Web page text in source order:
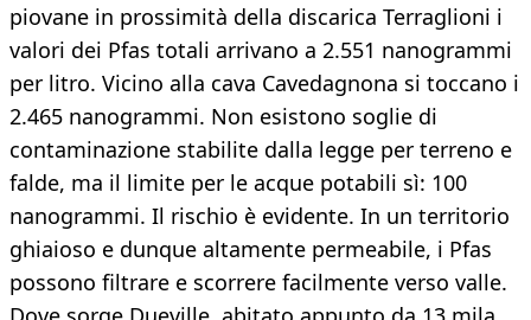
piovane in prossimità della discarica Terraglioni i
valori dei Pfas totali arrivano a 2.551 nanogrammi
per litro. Vicino alla cava Cavedagnona si toccano i
2.465 nanogrammi. Non esistono soglie di
contaminazione stabilite dalla legge per terreno e
falde, ma il limite per le acque potabili sì: 100
nanogrammi. Il rischio è evidente. In un territorio
ghiaioso e dunque altamente permeabile, i Pfas
possono filtrare e scorrere facilmente verso valle.